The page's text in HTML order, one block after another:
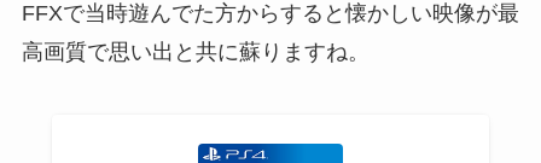
FFXで当時遊んでた方からすると懐かしい映像が最
高画質で思い出と共に蘇りますね。